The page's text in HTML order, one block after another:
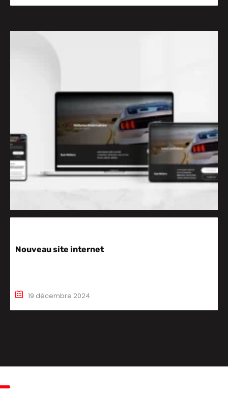
Nouveau site internet
19 décembre 2024